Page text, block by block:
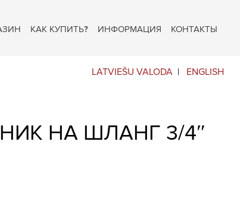
КАК КУПИТЬ? ИНФОРМАЦИЯ КОНТАКТЫ
LATVIEŠU VALODA ENGLISH
НА ШЛАНГ 3/4″